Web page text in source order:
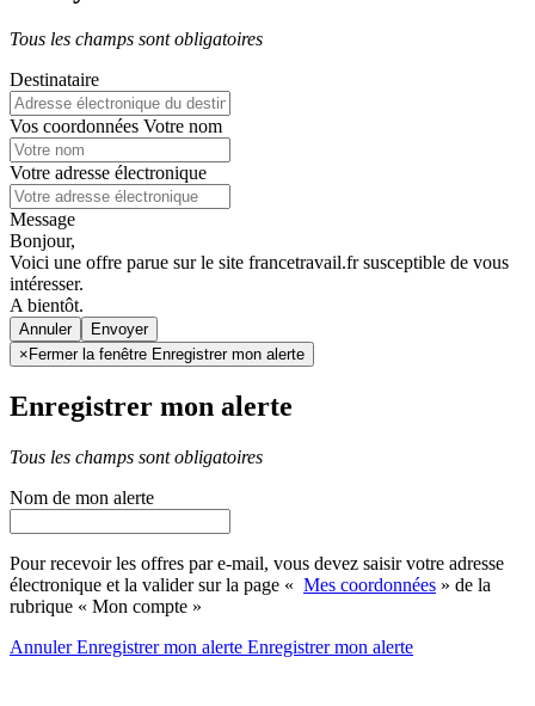
Tous les champs sont obligatoires
Destinataire
Vos coordonnées Votre nom
Votre adresse électronique
Message
Bonjour,
Voici une offre parue sur le site francetravail.fr susceptible de vous
intéresser.
A bientôt.
Annuler
× Fermer la fenêtre Enregistrer mon alerte
Enregistrer mon alerte
Tous les champs sont obligatoires
Nom de mon alerte
Pour recevoir les offres par e-mail, vous devez saisir votre adresse
électronique et la valider sur la page « Mes coordonnées » de la
rubrique « Mon compte »
AnnulerEnregistrer mon alerte Enregistrermon alerte